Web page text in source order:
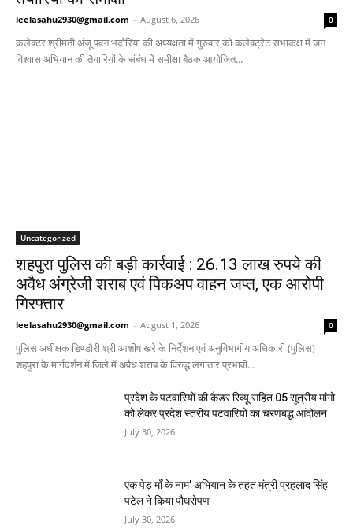
leelasahu2930@gmail.com - August 6, 2026 0
कलेक्टर श्रीमती अंजू पवन भदौरिया की अध्यक्षता में गुरुवार को कलेक्ट्रेट सभाकक्ष में जन
विश्वास अभियान की तैयारियों के संबंध में समीक्षा बैठक आयोजित...
Uncategorized
शहपुरा पुलिस की बड़ी कार्रवाई : 26.13 लाख रुपये की
अवैध अंग्रेजी शराब एवं पिकअप वाहन जप्त, एक आरोपी
गिरफ्तार
leelasahu2930@gmail.com - August 1, 2026 0
पुलिस अधीक्षक डिण्डौरी श्री आशीष खरे के निर्देशन एवं अनुविभागीय अधिकारी (पुलिस)
शहपुरा के मार्गदर्शन में जिले में अवैध शराब के विरुद्ध लगातार प्रभावी...
प्रदेश के पटवारियों की कैडर रिव्यू सहित 05 सूत्रीय मांगो
को लेकर प्रदेश स्तरीय पटवारियों का चरणबद्ध आंदोलन
July 30, 2026
एक पेड़ माँ के नाम’ अभियान के तहत मंत्री प्रहलाद सिंह
पटेल ने किया पौधरोपण
July 30, 2026